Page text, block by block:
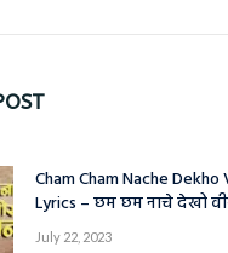
Cham Cham Nache
Lyrics – छम छम नाचे देखो
July 22, 2023